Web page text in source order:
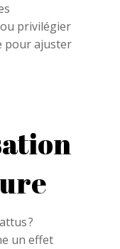
privilégier
pour ajuster
?
un effet